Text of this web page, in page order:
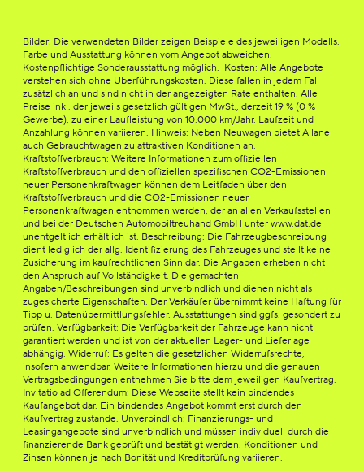
Bilder: Die verwendeten Bilder zeigen Beispiele des jeweiligen Modells.
Farbe und Ausstattung können vom Angebot abweichen.
Kostenpflichtige Sonderausstattung möglich. Kosten: Alle Angebote
verstehen sich ohne Überführungskosten. Diese fallen in jedem Fall
zusätzlich an und sind nicht in der angezeigten Rate enthalten. Alle
Preise inkl. der jeweils gesetzlich gültigen MwSt., derzeit 19 % (0 %
Gewerbe), zu einer Laufleistung von 10.000 km/Jahr. Laufzeit und
Anzahlung können variieren. Hinweis: Neben Neuwagen bietet Allane
auch Gebrauchtwagen zu attraktiven Konditionen an.
Kraftstoffverbrauch: Weitere Informationen zum offiziellen
Kraftstoffverbrauch und den offiziellen spezifischen CO2-Emissionen
neuer Personenkraftwagen können dem Leitfaden über den
Kraftstoffverbrauch und die CO2-Emissionen neuer
Personenkraftwagen entnommen werden, der an allen Verkaufsstellen
und bei der Deutschen Automobiltreuhand GmbH unter www.dat.de
unentgeltlich erhältlich ist. Beschreibung: Die Fahrzeugbeschreibung
dient lediglich der allg. Identifizierung des Fahrzeuges und stellt keine
Zusicherung im kaufrechtlichen Sinn dar. Die Angaben erheben nicht
den Anspruch auf Vollständigkeit. Die gemachten
Angaben/Beschreibungen sind unverbindlich und dienen nicht als
zugesicherte Eigenschaften. Der Verkäufer übernimmt keine Haftung für
Tipp u. Datenübermittlungsfehler. Ausstattungen sind ggfs. gesondert zu
prüfen. Verfügbarkeit: Die Verfügbarkeit der Fahrzeuge kann nicht
garantiert werden und ist von der aktuellen Lager- und Lieferlage
abhängig. Widerruf: Es gelten die gesetzlichen Widerrufsrechte,
insofern anwendbar. Weitere Informationen hierzu und die genauen
Vertragsbedingungen entnehmen Sie bitte dem jeweiligen Kaufvertrag.
Invitatio ad Offerendum: Diese Webseite stellt kein bindendes
Kaufangebot dar. Ein bindendes Angebot kommt erst durch den
Kaufvertrag zustande. Unverbindlich: Finanzierungs- und
Leasingangebote sind unverbindlich und müssen individuell durch die
finanzierende Bank geprüft und bestätigt werden. Konditionen und
Zinsen können je nach Bonität und Kreditprüfung variieren.